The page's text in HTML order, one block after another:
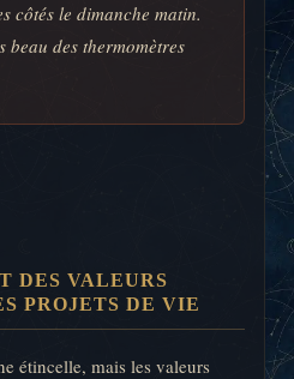
côtés le dimanche matin.
beau des thermomètres
DES VALEURS
PROJETS DE VIE
étincelle, mais les valeurs